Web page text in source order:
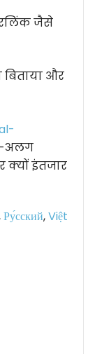
जैसे
बिताया और
अलग
इंतजार
Ру́сский,Việt